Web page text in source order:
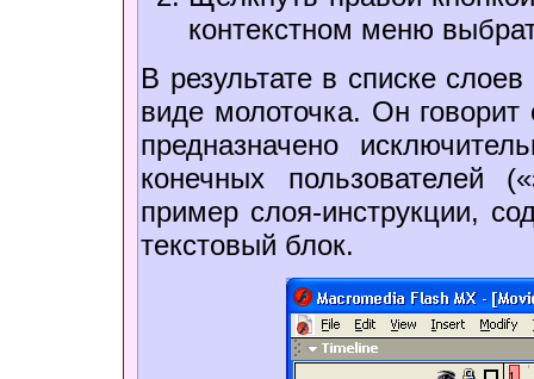
контекстном меню
В результате в списке
виде молоточка. Он
предназначено
конечных пользователей
пример слоя-инструкции,
текстовый блок.